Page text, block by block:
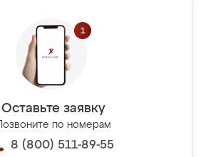
Оставьте заявку
Позвоните по номерам
8 (800) 511-89-55